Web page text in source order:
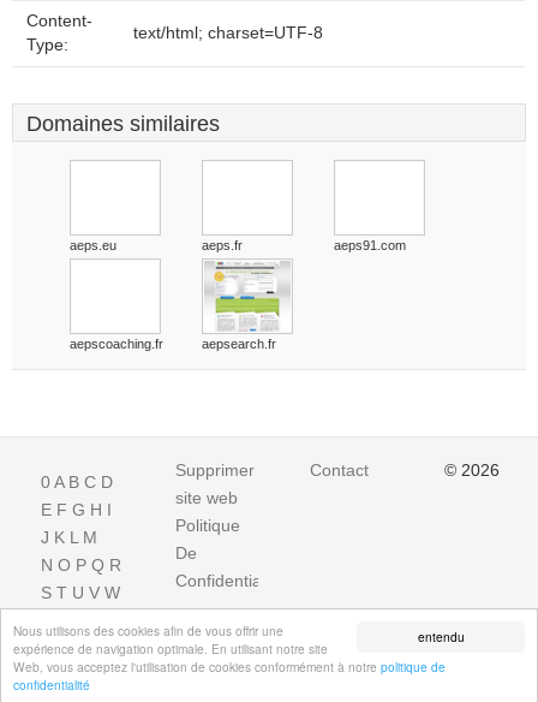
entendu
Nous utilisons des cookies afin de vous offrir une
expérience de navigation optimale. En utilisant notre site
Web, vous acceptez l'utilisation de cookies conformément à notre politique de
confidentialité
Content-
Type:
text/html; charset=UTF-8
Domaines similaires
aeps.eu aeps.fr aeps91.com
aepscoaching.fr aepsearch.fr
0A B C D
E F G H I
J K L M
N O P Q R
S T U V W
Supprimer
site web
Politique
De
Confidentialite
Contact © 2026